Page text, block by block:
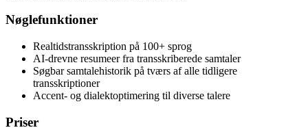
Nøglefunktioner
Realtidstransskription på 100+ sprog
AI-drevne resumeer fra transskriberede samtaler
Søgbar samtalehistorik på tværs af alle tidligere
transskriptioner
Accent- og dialektoptimering til diverse talere
Priser